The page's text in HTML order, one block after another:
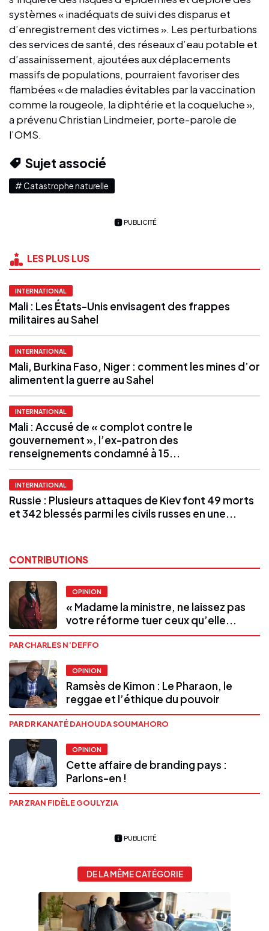
systèmes « inadéquats de suivi des disparus et
d’enregistrement des victimes ». Les perturbations
des services de santé, des réseaux d’eau potable et
d’assainissement, ajoutées aux déplacements
massifs de populations, pourraient favoriser des
flambées « de maladies évitables par la vaccination
comme la rougeole, la diphtérie et la coqueluche »,
a prévenu Christian Lindmeier, porte-parole de
l’OMS.
Sujet associé
# Catastrophe naturelle
PUBLICITÉ
LES PLUS LUS
INTERNATIONAL
Mali : Les États-Unis envisagent des frappes
militaires au Sahel
INTERNATIONAL
Mali, Burkina Faso, Niger : comment les mines d’or
alimentent la guerre au Sahel
INTERNATIONAL
Mali : Accusé de « complot contre le
gouvernement », l’ex-patron des
renseignements condamné à 15...
INTERNATIONAL
Russie : Plusieurs attaques de Kiev font 49 morts
et 342 blessés parmi les civils russes en une...
CONTRIBUTIONS
OPINION
« Madame la ministre, ne laissez pas
votre réforme tuer ceux qu’elle...
PAR CHARLES N’DEFFO
OPINION
Ramsès de Kimon : Le Pharaon, le
reggae et l’éthique du pouvoir
PAR DR KANATÉ DAHOUDA SOUMAHORO
OPINION
Cette affaire de branding pays :
Parlons-en !
PAR ZRAN FIDÈLE GOULYZIA
PUBLICITÉ
DE LA MÊME CATÉGORIE